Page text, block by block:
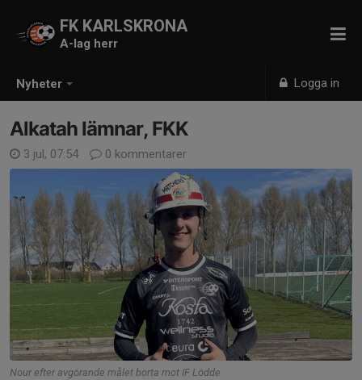
Nyheter Logga in
FK KARLSKRONA
A-lag herr
Alkatah lämnar, FKK
3 jul, 07:54 0 kommentarer
Nour efter avgörande målet borta mot IF Lödde